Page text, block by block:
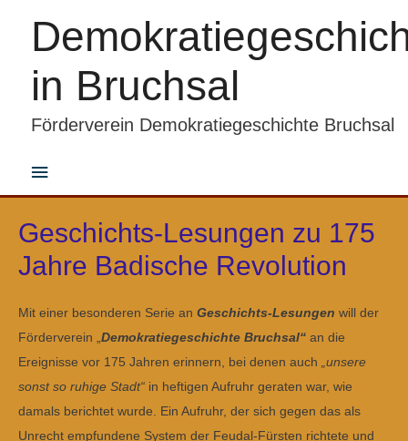
in Bruchsal
Förderverein Demokratiegeschichte Bruchsal
Hauptmenü
Geschichts-Lesungen zu 175
Jahre Badische Revolution
Mit einer besonderen Serie an Geschichts-Lesungen will der
Förderverein „Demokratiegeschichte Bruchsal“ an die
Ereignisse vor 175 Jahren erinnern, bei denen auch „unsere
sonst so ruhige Stadt“ in heftigen Aufruhr geraten war, wie
damals berichtet wurde. Ein Aufruhr, der sich gegen das als
Unrecht empfundene System der Feudal-Fürsten richtete und